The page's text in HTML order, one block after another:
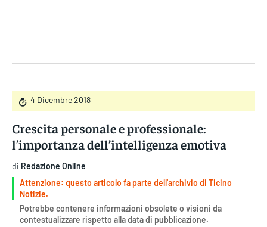
4 Dicembre 2018
Crescita personale e professionale:
l’importanza dell’intelligenza emotiva
di Redazione Online
Attenzione: questo articolo fa parte dell'archivio di Ticino
Notizie.
Potrebbe contenere informazioni obsolete o visioni da
contestualizzare rispetto alla data di pubblicazione.